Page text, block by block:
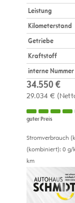
Leistung
Kilometerstand
Getriebe
Kraftstoff
interne Nummer
34.550 €
29.034 €
guter Preis
Stromverbrauch
(kombiniert): 0 g/
km